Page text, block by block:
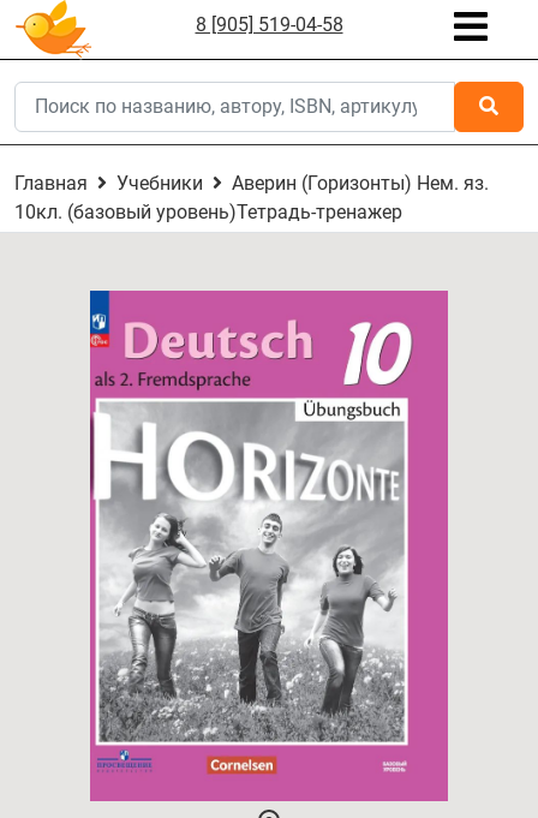
8 [905] 519-04-58
Главная Учебники
Аверин (Горизонты) Нем. яз.
10кл. (базовый уровень)Тетрадь-тренажер